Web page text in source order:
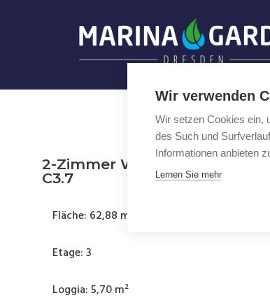
2-Zimmer Wohnung mit
C3.7
Fläche: 62,88 m²
Etage: 3
Loggia: 5,70 m²
Wir verwenden
Wir setzen Cookies ein,
des Such und
Informationen anbieten
Lernen Sie mehr